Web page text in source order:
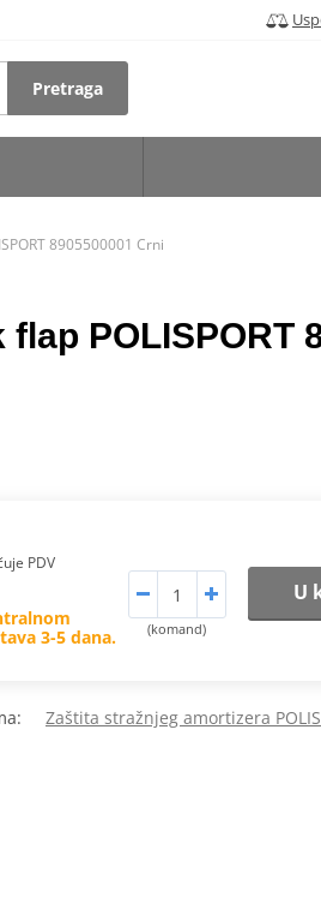
Pretraga
8905500001 Crni
POLISPORT
PDV
3-5 dana.
(komand)
U
Zaštita stražnjeg amortizera